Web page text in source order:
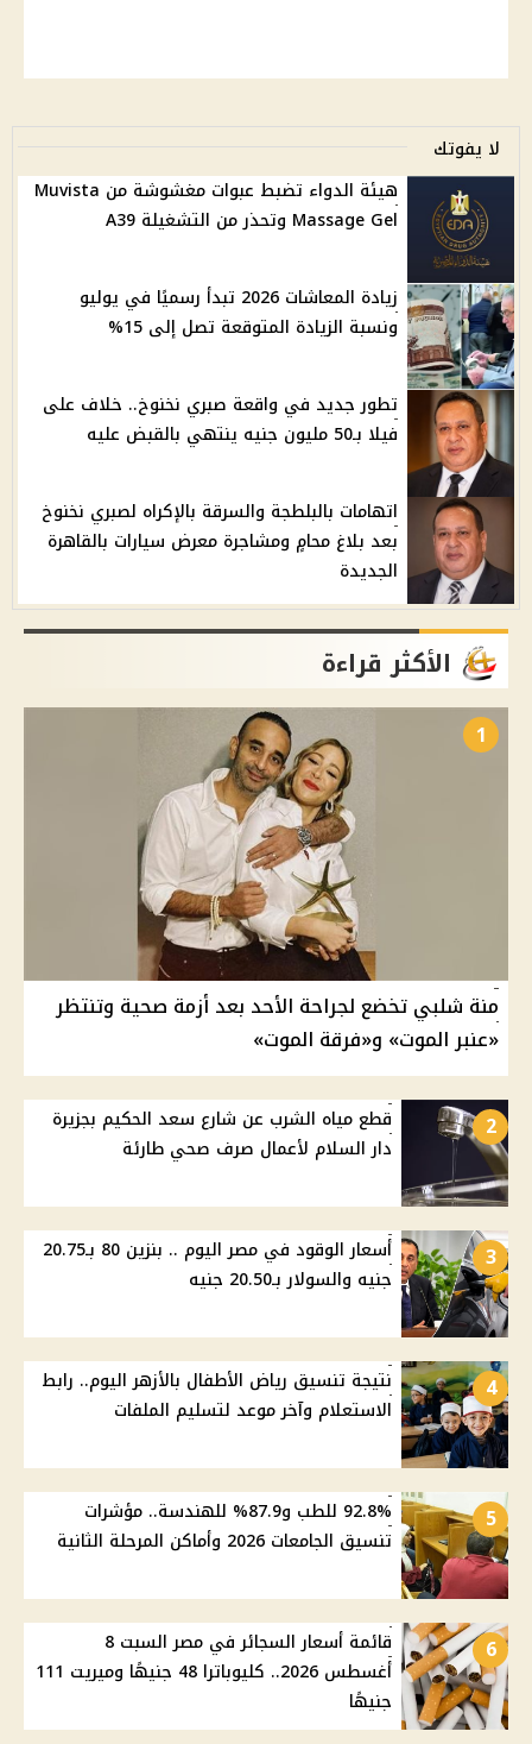
لا يفوتك
هيئة الدواء تضبط عبوات مغشوشة من Muvista
Massage Gel وتحذر من التشغيلة A39
زيادة المعاشات 2026 تبدأ رسميًا في يوليو
ونسبة الزيادة المتوقعة تصل إلى 15%
تطور جديد في واقعة صبري نخنوخ.. خلاف على
فيلا بـ50 مليون جنيه ينتهي بالقبض عليه
اتهامات بالبلطجة والسرقة بالإكراه لصبري نخنوخ
بعد بلاغ محامٍ ومشاجرة معرض سيارات بالقاهرة
الجديدة
الأكثر قراءة
1
منة شلبي تخضع لجراحة الأحد بعد أزمة صحية وتنتظر
«عنبر الموت» و«فرقة الموت»
2
قطع مياه الشرب عن شارع سعد الحكيم بجزيرة
دار السلام لأعمال صرف صحي طارئة
3
أسعار الوقود في مصر اليوم .. بنزين 80 بـ20.75
جنيه والسولار بـ20.50 جنيه
4
نتيجة تنسيق رياض الأطفال بالأزهر اليوم.. رابط
الاستعلام وآخر موعد لتسليم الملفات
5
92.8% للطب و87.9% للهندسة.. مؤشرات
تنسيق الجامعات 2026 وأماكن المرحلة الثانية
6
قائمة أسعار السجائر في مصر السبت 8
أغسطس 2026.. كليوباترا 48 جنيهًا وميريت 111
جنيهًا